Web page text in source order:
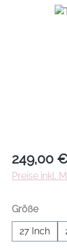
Regulärer
249,00 €
Preise inkl.
Größe
27 Inch